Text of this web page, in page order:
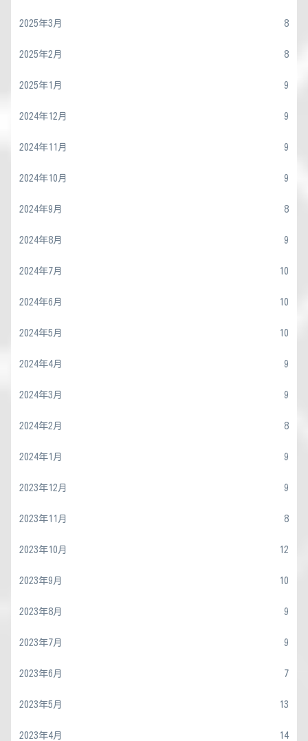
2025年3月 8
2025年2月 8
2025年1月 9
2024年12月 9
2024年11月 9
2024年10月 9
2024年9月 8
2024年8月 9
2024年7月 10
2024年6月 10
2024年5月 10
2024年4月 9
2024年3月 9
2024年2月 8
2024年1月 9
2023年12月 9
2023年11月 8
2023年10月 12
2023年9月 10
2023年8月 9
2023年7月 9
2023年6月 7
2023年5月 13
2023年4月 14